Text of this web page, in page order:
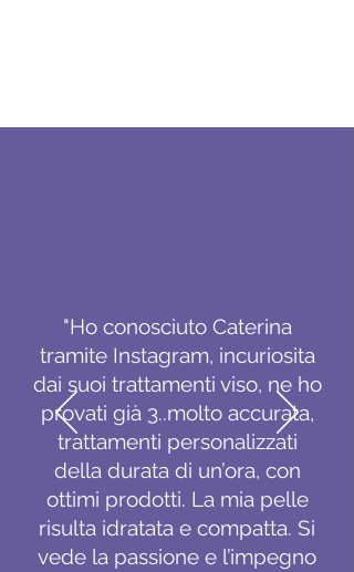
"Ho conosciuto Caterina
tramite Instagram, incuriosita
dai suoi trattamenti viso, ne ho
provati già 3..molto accurata,
trattamenti personalizzati
della durata di un’ora, con
ottimi prodotti. La mia pelle
risulta idratata e compatta. Si
vede la passione e l’impegno